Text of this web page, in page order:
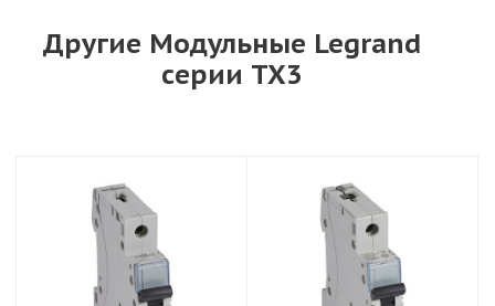
Другие Модульные Legrand
серии TX3